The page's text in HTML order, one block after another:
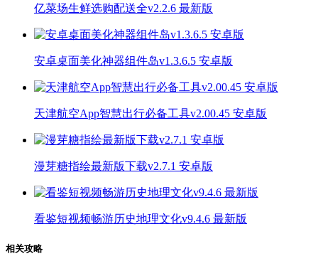
亿菜场生鲜选购配送全v2.2.6 最新版
安卓桌面美化神器组件岛v1.3.6.5 安卓版
天津航空App智慧出行必备工具v2.00.45 安卓版
漫芽糖指绘最新版下载v2.7.1 安卓版
看鉴短视频畅游历史地理文化v9.4.6 最新版
相关攻略